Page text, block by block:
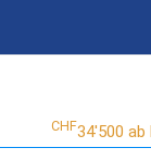
CHF34'500 ab